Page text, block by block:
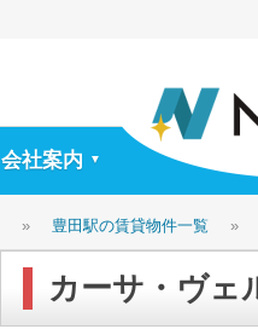
会社案内 ▼
» 豊田駅の賃貸物件一覧 »
カーサ・ヴェ